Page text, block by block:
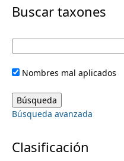
i
m
r
y
t
n
u
Buscar taxones
Nombres mal aplicados
Búsqueda avanzada
Clasificación
P. olivae
P. palmeri
P. piperoides
P. purpusii
P. quadrangulare
P. reichenbachianum
P. rhipsalinum